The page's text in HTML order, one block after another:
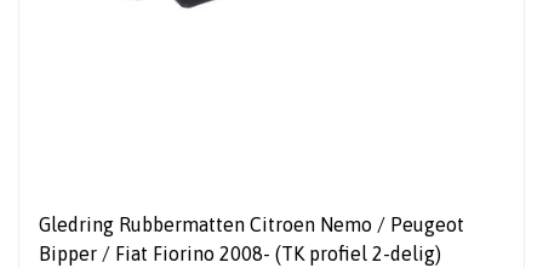
Gledring Rubbermatten Citroen Nemo / Peugeot
Bipper / Fiat Fiorino 2008- (TK profiel 2-delig)